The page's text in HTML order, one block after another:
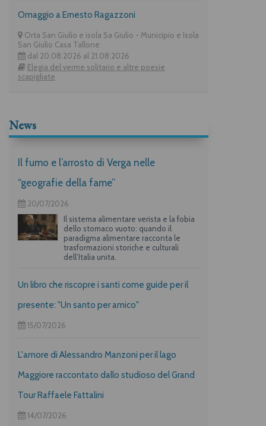
Omaggio a Ernesto Ragazzoni
Orta San Giulio e isola Sa Giulio - Municipio e Isola
San Giulio Casa Tallone
dal 20.08.2026 al 21.08.2026
Elegia del verme solitario e altre poesie
scapigliate
News
Il fumo e l’arrosto di Verga nelle
“geografie della fame”
20/07/2026
Il sistema alimentare verista e la fobia
dello stomaco vuoto: quando il
paradigma alimentare racconta le
trasformazioni storiche e culturali
dell’Italia unita.
Un libro che riscopre i santi come guide per il
presente: "Un santo per amico"
15/07/2026
L'amore di Alessandro Manzoni per il lago
Maggiore raccontato dallo studioso del Grand
Tour Raffaele Fattalini
14/07/2026